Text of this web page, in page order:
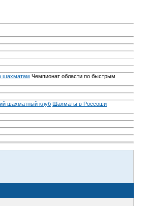
шахматам Чемпионат области по быстрым
шахматный клуб Шахматы в Россоши